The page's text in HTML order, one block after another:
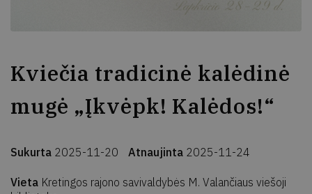
Kviečia tradicinė kalėdinė
mugė „Įkvėpk! Kalėdos!“
Sukurta 2025-11-20 Atnaujinta 2025-11-24
Vieta Kretingos rajono savivaldybės M. Valančiaus viešoji